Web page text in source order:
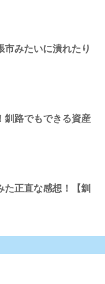
みたいに潰れたり
釧路でもできる資産
た正直な感想！【釧